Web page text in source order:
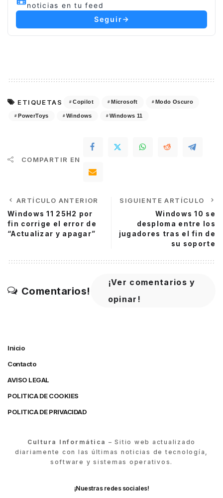
noticias en tu feed
Seguir
ETIQUETAS Copilot Microsoft Modo Oscuro
PowerToys Windows Windows 11
COMPARTIR EN
ARTÍCULO ANTERIOR
Windows 11 25H2 por
fin corrige el error de
“Actualizar y apagar”
SIGUIENTE ARTÍCULO
Windows 10 se
desploma entre los
jugadores tras el fin de
su soporte
Comentarios!
¡Ver comentarios y
opinar!
Inicio
Contacto
AVISO LEGAL
POLITICA DE COOKIES
POLITICA DE PRIVACIDAD
Cultura Informática – Sitio web actualizado
diariamente con las últimas noticias de tecnología,
software y sistemas operativos.
¡Nuestras redes sociales!